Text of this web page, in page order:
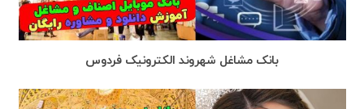
بانک مشاغل شهروند الکترونیک فردوس